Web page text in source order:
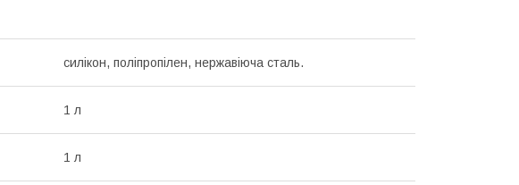
силікон, поліпропілен, нержавіюча сталь.
1 л
1 л